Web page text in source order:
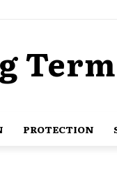
PROTECTION